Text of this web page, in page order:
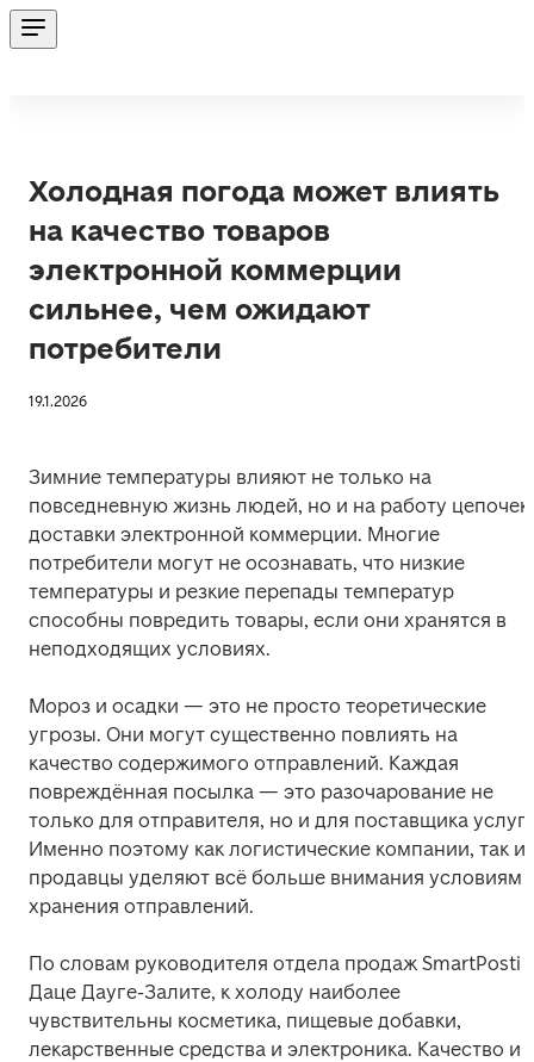
Холодная погода может влиять
на качество товаров
электронной коммерции
сильнее, чем ожидают
потребители
19.1.2026
Зимние температуры влияют не только на
повседневную жизнь людей, но и на работу цепочек
доставки электронной коммерции. Многие
потребители могут не осознавать, что низкие
температуры и резкие перепады температур
способны повредить товары, если они хранятся в
неподходящих условиях.
Мороз и осадки — это не просто теоретические
угрозы. Они могут существенно повлиять на
качество содержимого отправлений. Каждая
повреждённая посылка — это разочарование не
только для отправителя, но и для поставщика услуг.
Именно поэтому как логистические компании, так и
продавцы уделяют всё больше внимания условиям
хранения отправлений.
По словам руководителя отдела продаж SmartPosti
Даце Даугe-Залите, к холоду наиболее
чувствительны косметика, пищевые добавки,
лекарственные средства и электроника. Качество и